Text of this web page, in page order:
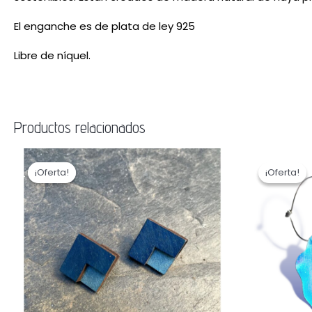
El enganche es de plata de ley 925
Libre de níquel.
Productos relacionados
¡Oferta!
¡Oferta!
El
precio
original
era:
15,00 €.
El
precio
actual
es:
10,00 €.
¡Oferta!
¡Oferta!
era:
35,00